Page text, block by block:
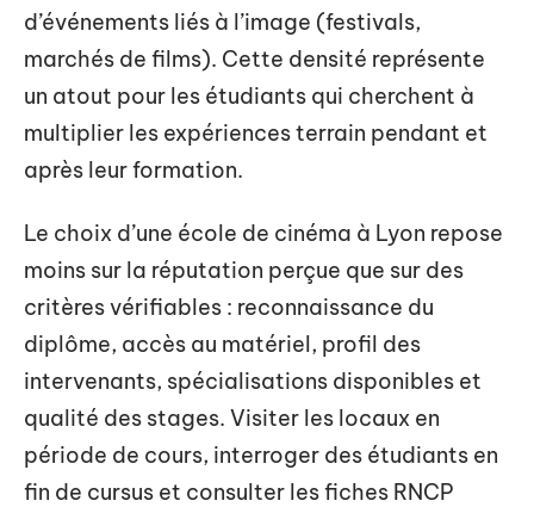
d’événements liés à l’image (festivals,
marchés de films). Cette densité représente
un atout pour les étudiants qui cherchent à
multiplier les expériences terrain pendant et
après leur formation.
Le choix d’une école de cinéma à Lyon repose
moins sur la réputation perçue que sur des
critères vérifiables : reconnaissance du
diplôme, accès au matériel, profil des
intervenants, spécialisations disponibles et
qualité des stages. Visiter les locaux en
période de cours, interroger des étudiants en
fin de cursus et consulter les fiches RNCP